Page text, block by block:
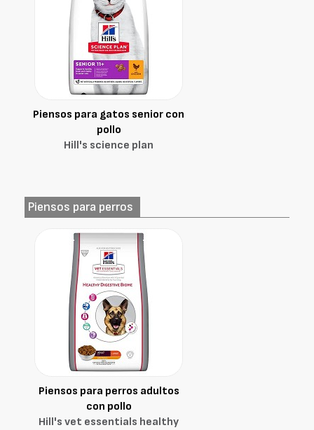
Piensos para gatos senior con
pollo
Hill's science plan
Piensos para perros
Piensos para perros adultos
con pollo
Hill's vet essentials healthy